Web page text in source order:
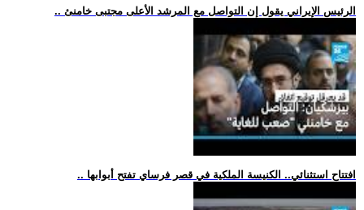
.. الرئيس الإيراني يقول إن التواصل مع المرشد الأعلى مجتبى خامنئ
.. افتتاح استثنائي.. الكنيسة الملكية في قصر فرساي تفتح أبوابها